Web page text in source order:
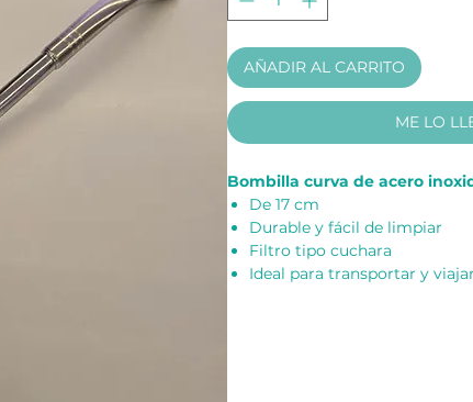
AÑADIR AL CARRITO
ME LO
Bombilla curva de acero
De 17 cm
Durable y fácil de limpiar
Filtro tipo cuchara
Ideal para transportar y viajar